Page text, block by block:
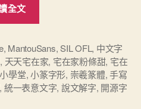
全文
灣
的
免
費
, MantouSans,SIL OFL, 中文字
, 天天宅在家, 宅在家粉條甜, 宅在
小學堂,小篆字形, 崇羲篆體,手寫
, 統一表意文字, 說文解字, 開源字